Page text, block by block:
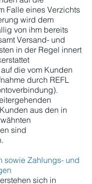
Falle eines Verzichts
wird dem
von ihm bereits
Versand- und
in der Regel innert
die vom Kunden
durch REFL
aus den in
sind
sowie Zahlungs- und
sich in